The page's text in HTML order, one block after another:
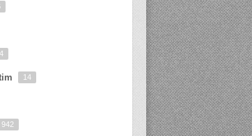
14
942